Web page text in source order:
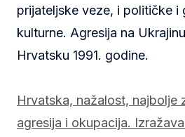
prijateljske veze, i političke i
kulturne. Agresija na
Hrvatsku 1991. godine.
Hrvatska, nažalost, najbolje
agresija i okupacija.